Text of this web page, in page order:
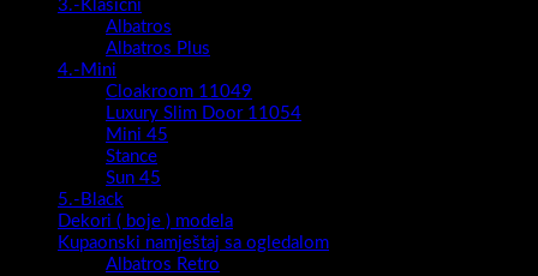
3.-Klasični
Albatros
Albatros Plus
4.-Mini
Cloakroom 11049
Luxury Slim Door 11054
Mini 45
Stance
Sun 45
5.-Black
Dekori ( boje ) modela
Kupaonski namještaj sa ogledalom
Albatros Retro